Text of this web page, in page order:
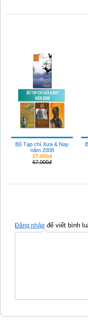
Bộ Tạp chí Xưa & Nay
năm 2008
27.000đ
67.000đ
Đăng nhập để viết bình